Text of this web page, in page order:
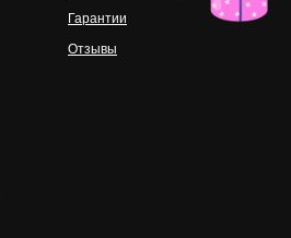
Гарантии
Отзывы